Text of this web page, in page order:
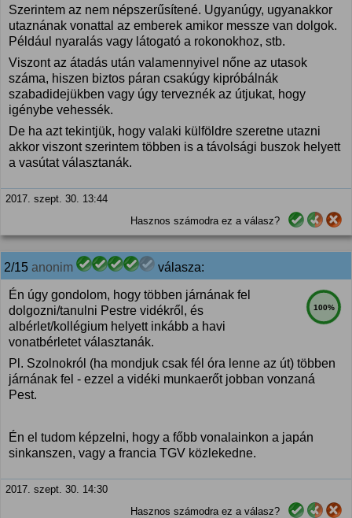
Szerintem az nem népszerűsítené. Ugyanúgy, ugyanakkor
utaznának vonattal az emberek amikor messze van dolgok.
Például nyaralás vagy látogató a rokonokhoz, stb.
Viszont az átadás után valamennyivel nőne az utasok
száma, hiszen biztos páran csakúgy kipróbálnák
szabadidejükben vagy úgy terveznék az útjukat, hogy
igénybe vehessék.
De ha azt tekintjük, hogy valaki külföldre szeretne utazni
akkor viszont szerintem többen is a távolsági buszok helyett
a vasútat választanák.
2017. szept. 30. 13:44
Hasznos számodra ez a válasz?
2/15 anonim válasza:
100%
Én úgy gondolom, hogy többen járnának fel
dolgozni/tanulni Pestre vidékről, és
albérlet/kollégium helyett inkább a havi
vonatbérletet választanák.
Pl. Szolnokról (ha mondjuk csak fél óra lenne az út) többen
járnának fel - ezzel a vidéki munkaerőt jobban vonzaná
Pest.
Én el tudom képzelni, hogy a főbb vonalainkon a japán
sinkanszen, vagy a francia TGV közlekedne.
2017. szept. 30. 14:30
Hasznos számodra ez a válasz?